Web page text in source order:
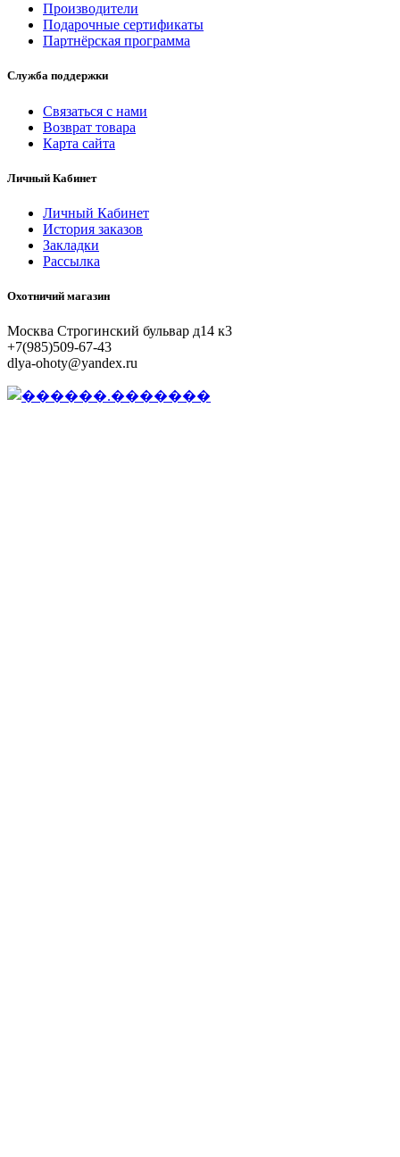
Производители
Подарочные сертификаты
Партнёрская программа
Служба поддержки
Связаться с нами
Возврат товара
Карта сайта
Личный Кабинет
Личный Кабинет
История заказов
Закладки
Рассылка
Охотничий магазин
Москва Строгинский бульвар д14 к3
+7(985)509-67-43
dlya-ohoty@yandex.ru